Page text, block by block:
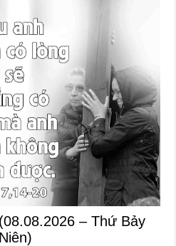
– Thứ Bảy